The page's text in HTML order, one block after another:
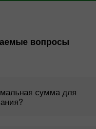
вопросы
сумма для